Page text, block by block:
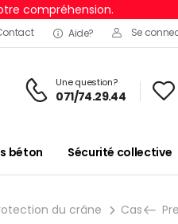
compréhension.
Aide? Se
Une question?
071/74.29.44
béton Sécurité collective
du crâne Casques